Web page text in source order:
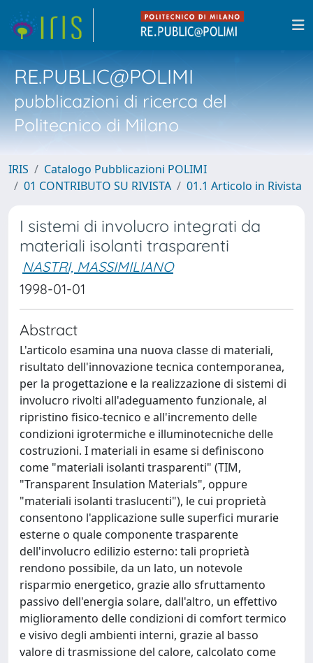
RE.PUBLIC@POLIMI
pubblicazioni di ricerca del
Politecnico di Milano
IRIS
Catalogo Pubblicazioni POLIMI
01 CONTRIBUTO SU RIVISTA
01.1 Articolo in Rivista
I sistemi di involucro integrati da
materiali isolanti trasparenti
NASTRI, MASSIMILIANO
1998-01-01
Abstract
L'articolo esamina una nuova classe di materiali,
risultato dell'innovazione tecnica contemporanea,
per la progettazione e la realizzazione di sistemi di
involucro rivolti all'adeguamento funzionale, al
ripristino fisico-tecnico e all'incremento delle
condizioni igrotermiche e illuminotecniche delle
costruzioni. I materiali in esame si definiscono
come "materiali isolanti trasparenti" (TIM,
"Transparent Insulation Materials", oppure
"materiali isolanti traslucenti"), le cui proprietà
consentono l'applicazione sulle superfici murarie
esterne o quale componente trasparente
dell'involucro edilizio esterno: tali proprietà
rendono possibile, da un lato, un notevole
risparmio energetico, grazie allo sfruttamento
passivo dell'energia solare, dall'altro, un effettivo
miglioramento delle condizioni di comfort termico
e visivo degli ambienti interni, grazie al basso
valore di trasmissione del calore, calcolato come